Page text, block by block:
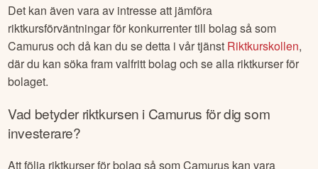
Det kan även vara av intresse att jämföra
riktkursförväntningar för konkurrenter till bolag så som
Camurusoch då kan du se detta i vår tjänst Riktkurskollen,
där du kan söka fram valfritt bolag och se alla riktkurser för
bolaget.
Vad betyder riktkursen i Camurus för dig som
investerare?
Att följa riktkurser för bolag så somCamurus kan vara